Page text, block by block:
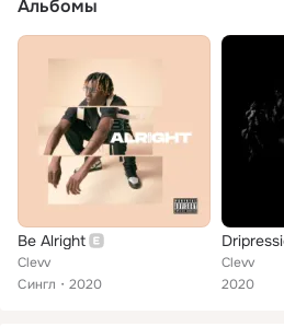
Альбомы
Be Alright
Clevv
Сингл
2020
Clevv
2020